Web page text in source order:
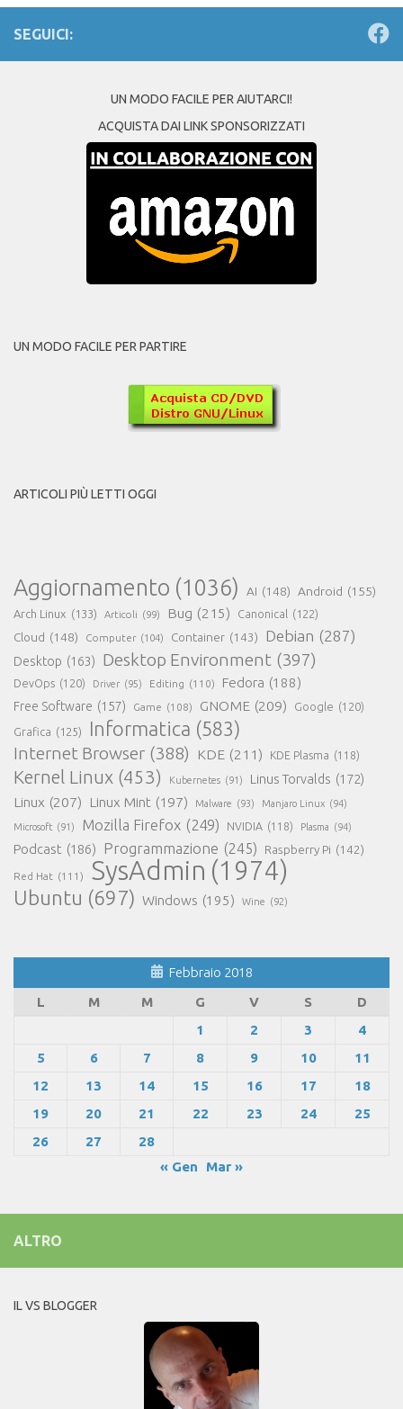
SEGUICI:
UN MODO FACILE PER AIUTARCI!
ACQUISTA DAI LINK SPONSORIZZATI
UN MODO FACILE PER PARTIRE
ARTICOLI PIÙ LETTI OGGI
Aggiornamento (1036) AI (148) Android (155)
Arch Linux (133) Articoli (99) Bug (215) Canonical (122)
Cloud (148) Computer (104) Container (143) Debian (287)
Desktop (163) Desktop Environment (397)
DevOps (120) Driver (95) Editing (110) Fedora (188)
Free Software (157) Game (108) GNOME (209) Google (120)
Grafica (125) Informatica (583)
Internet Browser (388) KDE (211) KDE Plasma (118)
Kernel Linux (453) Kubernetes (91) Linus Torvalds (172)
Linux (207) Linux Mint (197) Malware (93) Manjaro Linux (94)
Microsoft (91) Mozilla Firefox (249) NVIDIA (118) Plasma (94)
Podcast (186) Programmazione (245) Raspberry Pi (142)
Red Hat (111) SysAdmin (1974)
Ubuntu (697) Windows (195) Wine (92)
Febbraio 2018
L
M M G V S
D
1
2 3
4
5
6 7 8 9 10
11
12
13 14 15 16 17
18
19
20 21 22 23 24
25
26
27
28
« Gen
Mar »
ALTRO
IL VS BLOGGER